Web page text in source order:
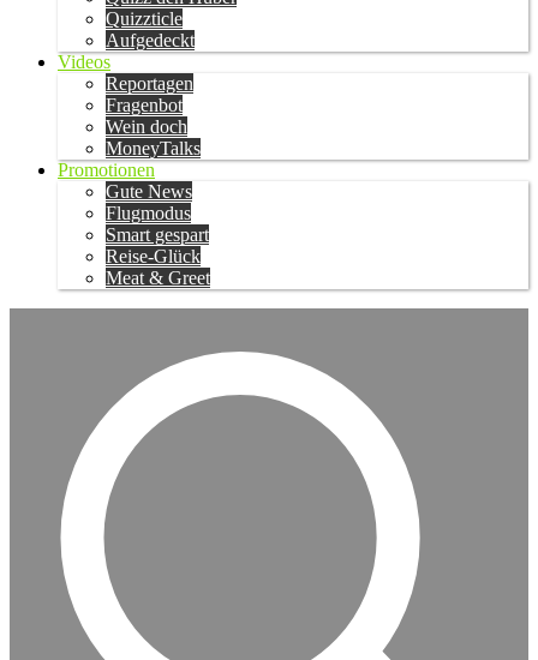
Quizzticle
Aufgedeckt
Videos
Reportagen
Fragenbot
Wein doch
MoneyTalks
Promotionen
Gute News
Flugmodus
Smart gespart
Reise-Glück
Meat & Greet